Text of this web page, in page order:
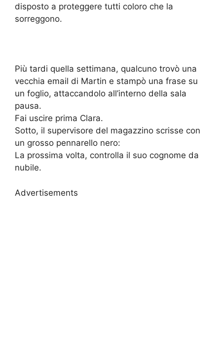
disposto a proteggere tutti coloro che la
sorreggono.
Più tardi quella settimana, qualcuno trovò una
vecchia email di Martin e stampò una frase su
un foglio, attaccandolo all’interno della sala
pausa.
Fai uscire prima Clara.
Sotto, il supervisore del magazzino scrisse con
un grosso pennarello nero:
La prossima volta, controlla il suo cognome da
nubile.
Advertisements